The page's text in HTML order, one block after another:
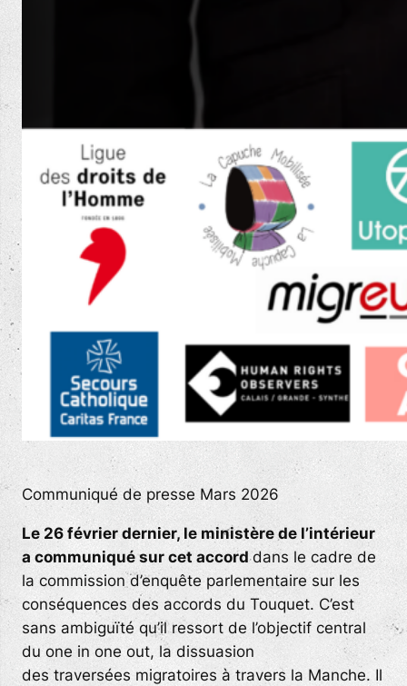
Communiqué de presse Mars 2026
Le 26 février dernier, le ministère de l’intérieur
a communiqué sur cet accorddans le cadre de
la commission d’enquête parlementaire sur les
conséquences des accords du Touquet. C’est
sans ambiguïté qu’il ressort de l’objectif central
duone in one out, la dissuasion
des traversées migratoires à travers la Manche. Il